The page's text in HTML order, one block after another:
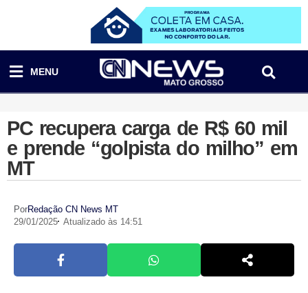
MENU
PC recupera carga de R$ 60 mil
e prende “golpista do milho” em
MT
PorRedação CN News MT
29/01/2025 Atualizado às 14:51